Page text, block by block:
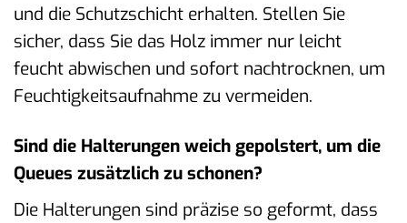
und die Schutzschicht erhalten. Stellen Sie
sicher, dass Sie das Holz immer nur leicht
feucht abwischen und sofort nachtrocknen, um
Feuchtigkeitsaufnahme zu vermeiden.
Sind die Halterungen weich gepolstert, um die
Queues zusätzlich zu schonen?
Die Halterungen sind präzise so geformt, dass